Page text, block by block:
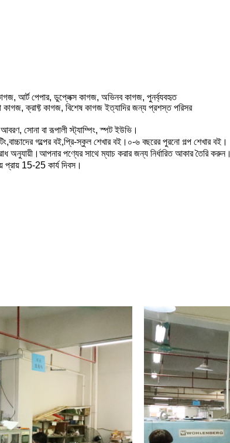
কাগজ, আর্ট পেপার, ডুপ্লেক্স কাগজ, অভিনব কাগজ, পুনর্ব্যবহৃত
কাগজ, ক্রাফ্ট কাগজ, বিশেষ কাগজ ইত্যাদির জন্য প্রশস্ত পরিসর
সোনা বা রূপালী স্ট্যাম্পিং, স্পট ইউভি।
গল্পের বই,প্রি-স্কুল শেখার বই।০-৬ বছরের পুরনো গল্প শেখার বই।
অনুযায়ী।আপনার পণ্যের সাথে ম্যাচ করার জন্য নির্ধারিত আকার তৈরি করুন।
প্রায় 15-25 কার্য দিবস।